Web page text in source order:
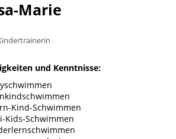
Marie
und Kenntnisse:
Kind-Schwimmen
Kids-Schwimmen